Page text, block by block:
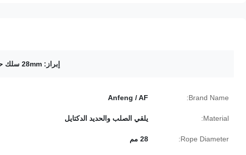
إبراز: 28mm سلك حبل حبال الجمعية
Brand Name:
Anfeng / AF
Material: يلقي الصلب والحديد الدكتايل
Rope Diameter: 28 مم